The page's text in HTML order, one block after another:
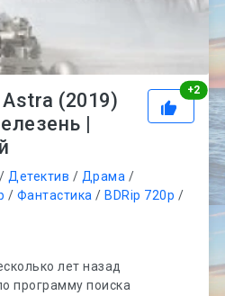
+2
(2019)
|
/Детектив / Драма /
/ Фантастика / BDRip 720p /
лет назад
программу поиска